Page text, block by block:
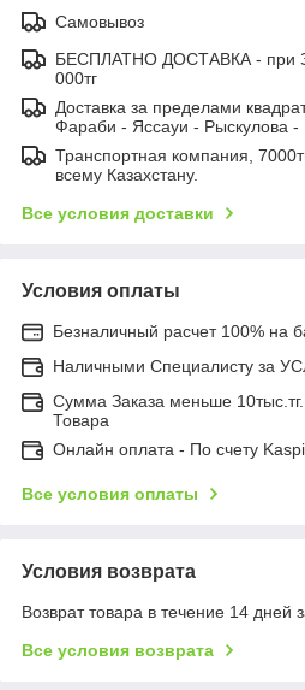
Самовывоз
БЕСПЛАТНО ДОСТАВКА - при
000тг
Доставка за пределами
Фараби - Яссауи - Рыскулова -
Транспортная компания,
всему Казахстану.
Все условия доставки
Условия оплаты
Безналичный расчет 100% на
Наличными Специалисту за
Сумма Заказа меньше
Товара
Онлайн оплата - По счету
Все условия оплаты
Условия возврата
Возврат товара в течение 14 дней
Все условия возврата